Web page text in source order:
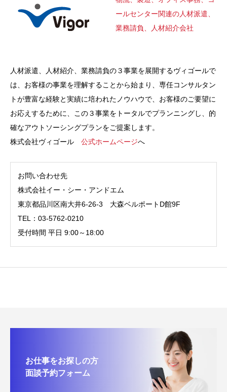
ールセンター関連の人材派遣、
業務請負、人材紹介会社
人材派遣、人材紹介、業務請負の３事業を展開するヴィゴールで
は、お客様の事業を理解することから始まり、専任コンサルタン
トが豊富な経験と実績に培われたノウハウで、お客様のご要望に
お応えするために、この３事業をトータルでプランニングし、的
確なアウトソーシングプランをご提案します。
株式会社ヴィゴール 公式ホームページへ
お問い合わせ先
株式会社イー・シー・アンドエム
東京都品川区南大井6-26-3 大森ベルポートD館9F
TEL：03-5762-0210
受付時間 平日 9:00～18:00
お仕事をお探しの方
面談予約フォーム